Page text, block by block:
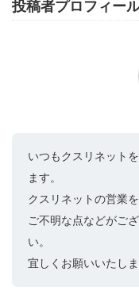
投稿者プロフィー
いつもクスリネット
ます。
クスリネットの営業
ご不明な点などがご
い。
宜しくお願いいたしま